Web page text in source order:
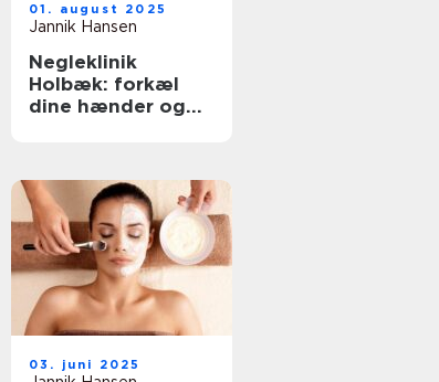
01. august 2025
Jannik Hansen
Negleklinik
Holbæk: forkæl
dine hænder og
03. juni 2025